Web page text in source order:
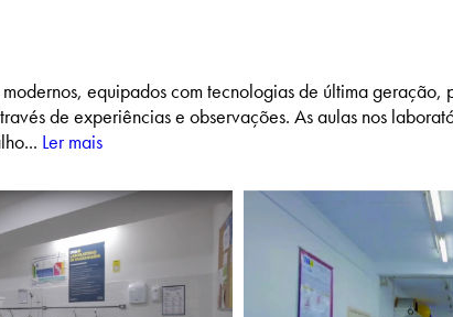
equipados com tecnologias de última
de experiências e observações. As aulas nos
Ler mais